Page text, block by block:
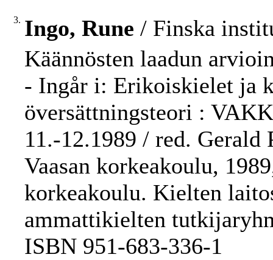
3. Ingo, Rune / Finska
Käännösten laadun
- Ingår i: Erikoiskielet ja
översättningsteori :
11.-12.1989 / red. Gerald
Vaasan korkeakoulu,
korkeakoulu. Kielten
ammattikielten
ISBN 951-683-336-1